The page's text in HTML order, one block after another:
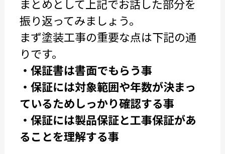
まとめとして上記でお話した部分を
振り返ってみましょう。
まず塗装工事の重要な点は下記の通
りです。
・保証書は書面でもらう事
・保証には対象範囲や年数が決まっ
ているためしっかり確認する事
・保証には製品保証と工事保証があ
ることを理解する事